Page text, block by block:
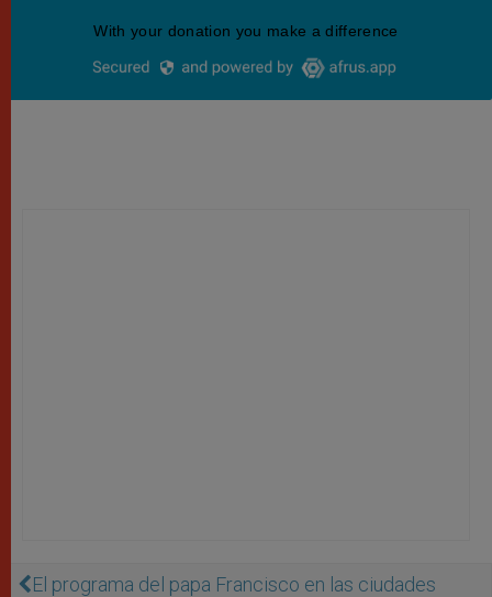
El programa del papa Francisco en las ciudades